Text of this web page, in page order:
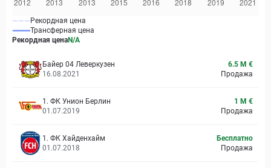
Рекордная цена
Трансферная цена
Рекордная ценаN/A
Байер 04 Леверкузен
16.08.2021
6.5 M €
Продажа
1. ФК Унион Берлин
01.07.2019
1 M €
Продажа
1. ФК Хайденхайм
01.07.2018
Бесплатно
Продажа